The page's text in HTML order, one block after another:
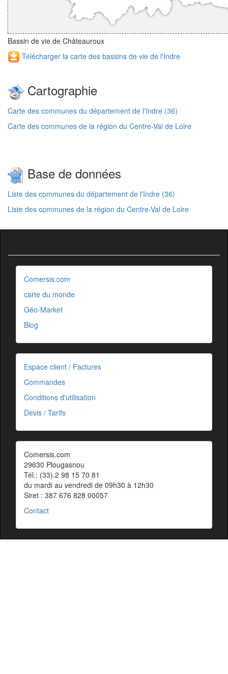
Bassin de vie de Châteauroux
Télécharger la carte des bassins de vie de l'Indre
Cartographie
Carte des communes du département de l'Indre (36)
Carte des communes de la région du Centre-Val de Loire
Base de données
Liste des communes du département de l'Indre (36)
Liste des communes de la région du Centre-Val de Loire
Comersis.com
carte du monde
Géo-Market
Blog
Espace client / Factures
Commandes
Conditions d'utilisation
Devis / Tarifs
Comersis.com
29630 Plougasnou
Tél.: (33).2 98 15 70 81
du mardi au vendredi de 09h30 à 12h30
Siret : 387 676 828 00057
Contact